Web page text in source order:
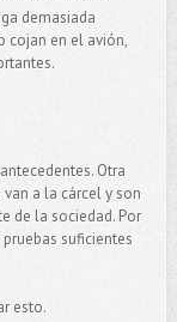
demasiada
cojan en el avión,
Otra
a la cárcel y son
de la sociedad. Por
suficientes
esto.